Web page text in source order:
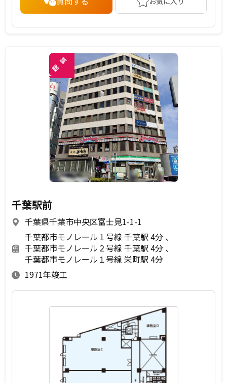
未
閲
覧
千葉駅前
千葉県千葉市中央区富士見1-1-1
千葉都市モノレール１号線 千葉駅 4分
千葉都市モノレール２号線 千葉駅 4分
千葉都市モノレール１号線 栄町駅 4分
1971年竣工